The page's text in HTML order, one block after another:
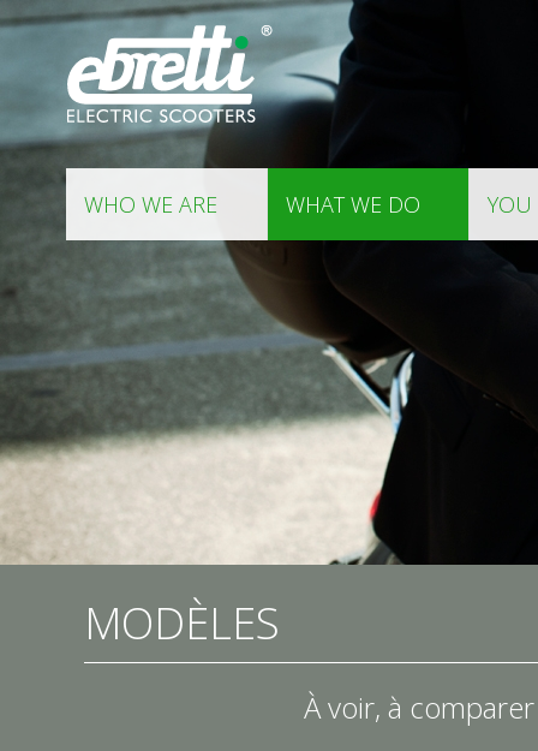
WHO WE ARE WHAT WE DO
MODÈLES
À voir, à